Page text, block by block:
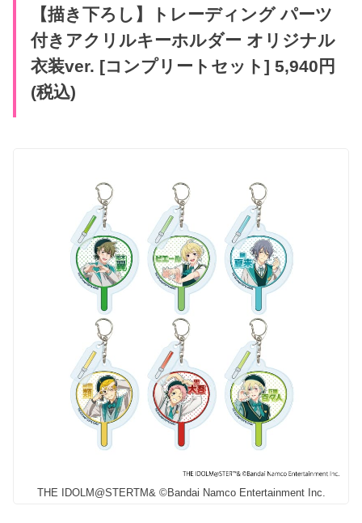
【描き下ろし】トレーディング パーツ
付きアクリルキーホルダー オリジナル
衣装ver. [コンプリートセット] 5,940円
(税込)
THE IDOLM@STERTM& ©Bandai Namco Entertainment Inc.